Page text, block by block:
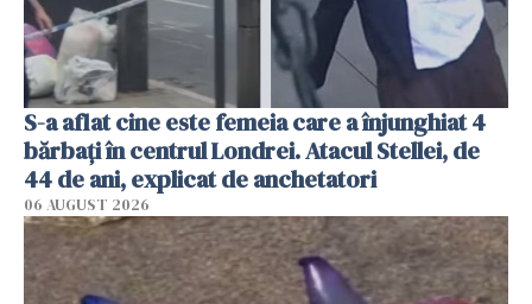
S-a aflat cine este femeia care a înjunghiat 4
bărbați în centrul Londrei. Atacul Stellei, de
44 de ani, explicat de anchetatori
06 AUGUST 2026